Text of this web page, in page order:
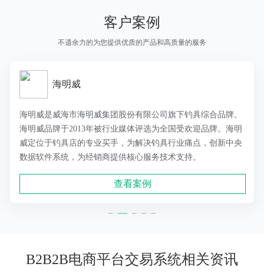
客户案例
不遗余力的为您提供优质的产品和高质量的服务
海明威
海明威是威海市海明威集团股份有限公司旗下钓具综合品牌。
海明威品牌于2013年被行业媒体评选为全国受欢迎品牌。海明
威定位于钓具店的专业买手，为解决钓具行业痛点，创新中央
数据软件系统，为经销商提供核心服务技术支持。
查看案例
B2B2B电商平台交易系统相关资讯